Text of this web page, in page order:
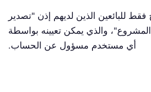
فقط للبائعين الذين لديهم إذن "تصدير
والذي يمكن تعيينه بواسطة
أي مستخدم مسؤول عن الحساب.